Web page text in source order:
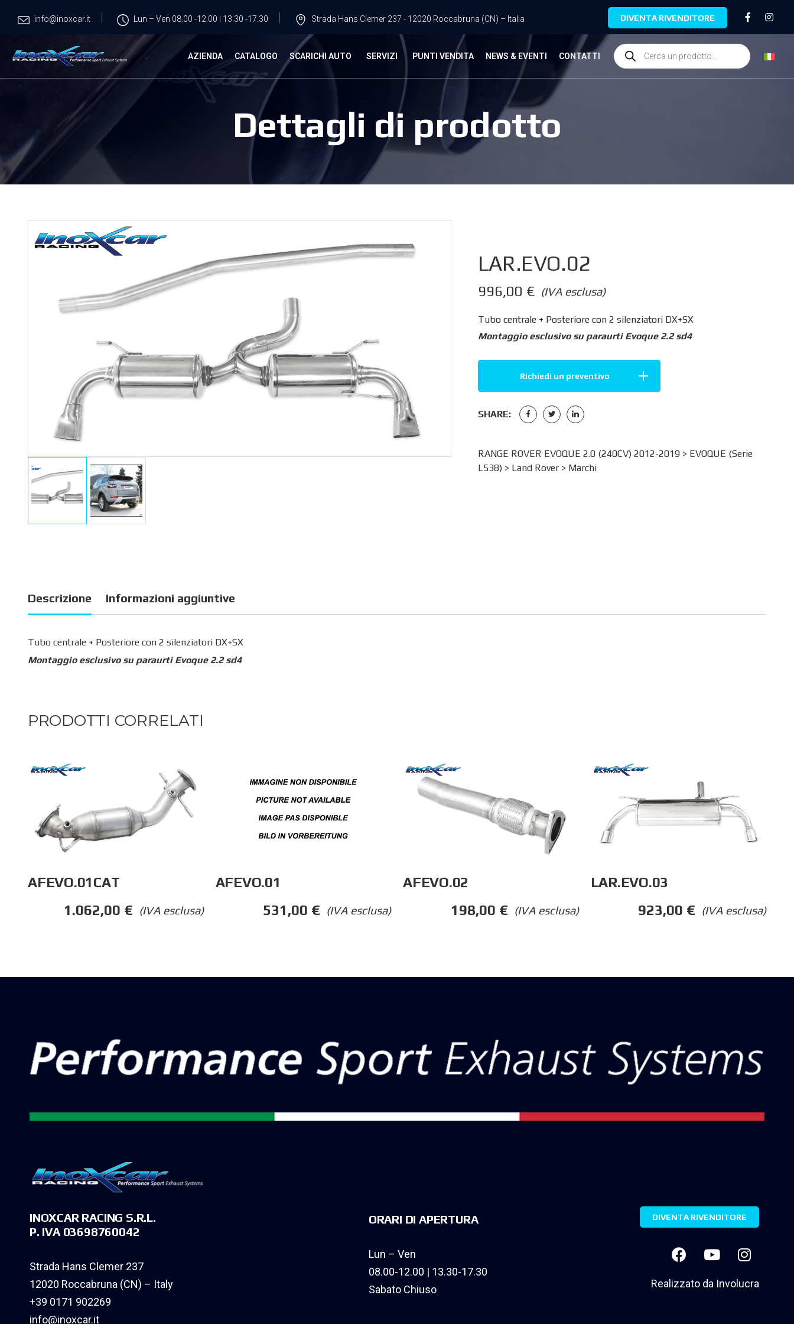
info@inoxcar.it Lun – Ven 08.00 -12.00 | 13.30 -17.30 Strada Hans Clemer 237 - 12020 Roccabruna (CN) – Italia DIVENTA RIVENDITORE
AZIENDA CATALOGO SCARICHI AUTO SERVIZI PUNTI VENDITA NEWS & EVENTI CONTATTI
Dettagli di prodotto
LAR.EVO.02
(IVA esclusa)
996,00 €
Tubo centrale + Posteriore con 2 silenziatori DX+SX
Montaggio esclusivo su paraurti Evoque 2.2 sd4
Richiedi un preventivo
SHARE:
RANGE ROVER EVOQUE 2.0 (240CV) 2012-2019 > EVOQUE (Serie
L538)> Land Rover> Marchi
Descrizione Informazioni aggiuntive
Tubo centrale + Posteriore con 2 silenziatori DX+SX
Montaggio esclusivo su paraurti Evoque 2.2 sd4
PRODOTTI CORRELATI
AFEVO.01CAT
(IVA esclusa)
1.062,00 €
AFEVO.01
(IVA esclusa)
531,00 €
AFEVO.02
(IVA esclusa)
198,00 €
LAR.EVO.03
(IVA esclusa)
923,00 €
INOXCAR RACING S.R.L.
P. IVA 03698760042
Strada Hans Clemer 237
12020 Roccabruna (CN) – Italy
+39 0171 902269
info@inoxcar.it
ORARI DI APERTURA
Lun – Ven
08.00-12.00 | 13.30-17.30
Sabato Chiuso
DIVENTA RIVENDITORE
Realizzato da Involucra